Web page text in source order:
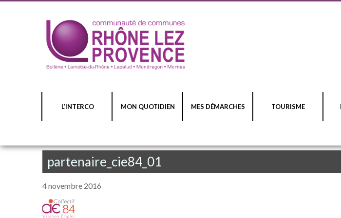
L’INTERCO MON QUOTIDIEN MES DÉMARCHES TOURISME
partenaire_cie84_01
4 novembre 2016